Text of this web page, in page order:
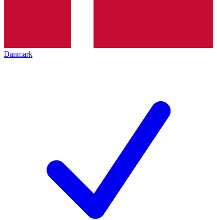
Danmark